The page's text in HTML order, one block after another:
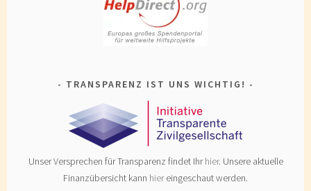
TRANSPARENZ IST UNS WICHTIG!
Unser Versprechen für Transparenz findet Ihrhier. Unsere aktuelle
Finanzübersicht kann hiereingeschaut werden.